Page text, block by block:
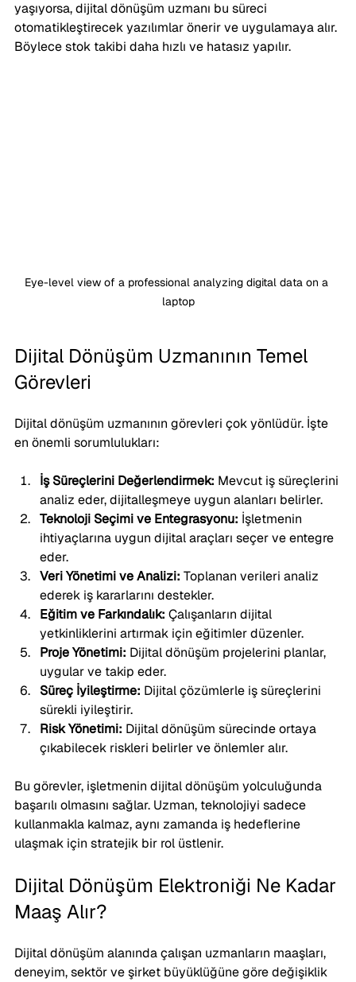
yaşıyorsa, dijital dönüşüm uzmanı bu süreci
otomatikleştirecek yazılımlar önerir ve uygulamaya alır.
Böylece stok takibi daha hızlı ve hatasız yapılır.
Eye-level view of a professional analyzing digital data on a
laptop
Dijital Dönüşüm Uzmanının Temel
Görevleri
Dijital dönüşüm uzmanının görevleri çok yönlüdür. İşte
en önemli sorumlulukları:
İş Süreçlerini Değerlendirmek: Mevcut iş süreçlerini
analiz eder, dijitalleşmeye uygun alanları belirler.
Teknoloji Seçimi ve Entegrasyonu: İşletmenin
ihtiyaçlarına uygun dijital araçları seçer ve entegre
eder.
Veri Yönetimi ve Analizi: Toplanan verileri analiz
ederek iş kararlarını destekler.
Eğitim ve Farkındalık: Çalışanların dijital
yetkinliklerini artırmak için eğitimler düzenler.
Proje Yönetimi: Dijital dönüşüm projelerini planlar,
uygular ve takip eder.
Süreç İyileştirme: Dijital çözümlerle iş süreçlerini
sürekli iyileştirir.
Risk Yönetimi: Dijital dönüşüm sürecinde ortaya
çıkabilecek riskleri belirler ve önlemler alır.
Bu görevler, işletmenin dijital dönüşüm yolculuğunda
başarılı olmasını sağlar. Uzman, teknolojiyi sadece
kullanmakla kalmaz, aynı zamanda iş hedeflerine
ulaşmak için stratejik bir rol üstlenir.
Dijital Dönüşüm Elektroniği Ne Kadar
Maaş Alır?
Dijital dönüşüm alanında çalışan uzmanların maaşları,
deneyim, sektör ve şirket büyüklüğüne göre değişiklik